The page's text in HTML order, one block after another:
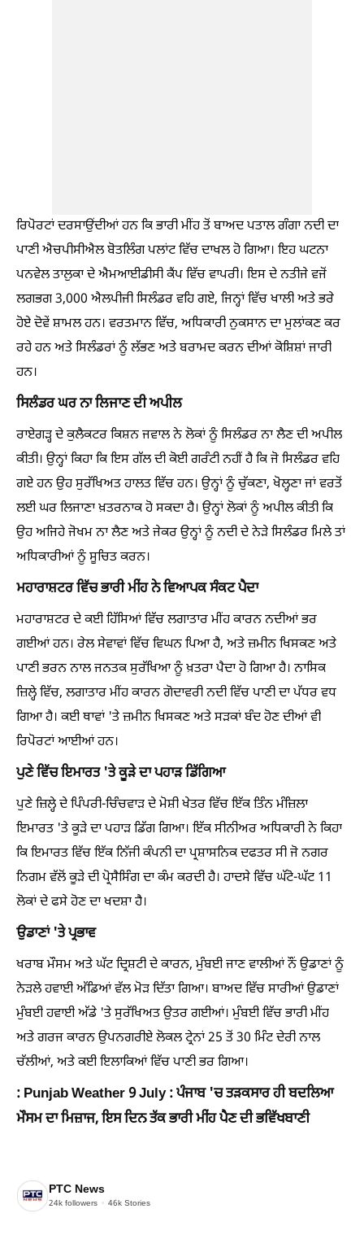
ਰਿਪੋਰਟਾਂ ਦਰਸਾਉਂਦੀਆਂ ਹਨ ਕਿ ਭਾਰੀ ਮੀਂਹ ਤੋਂ ਬਾਅਦ ਪਤਾਲ ਗੰਗਾ ਨਦੀ ਦਾ
ਪਾਣੀ ਐਚਪੀਸੀਐਲ ਬੋਤਲਿੰਗ ਪਲਾਂਟ ਵਿੱਚ ਦਾਖਲ ਹੋ ਗਿਆ। ਇਹ ਘਟਨਾ
ਪਨਵੇਲ ਤਾਲੁਕਾ ਦੇ ਐਮਆਈਡੀਸੀ ਕੈਂਪ ਵਿੱਚ ਵਾਪਰੀ। ਇਸ ਦੇ ਨਤੀਜੇ ਵਜੋਂ
ਲਗਭਗ 3,000 ਐਲਪੀਜੀ ਸਿਲੰਡਰ ਵਹਿ ਗਏ, ਜਿਨ੍ਹਾਂ ਵਿੱਚ ਖਾਲੀ ਅਤੇ ਭਰੇ
ਹੋਏ ਦੋਵੇਂ ਸ਼ਾਮਲ ਹਨ। ਵਰਤਮਾਨ ਵਿੱਚ, ਅਧਿਕਾਰੀ ਨੁਕਸਾਨ ਦਾ ਮੁਲਾਂਕਣ ਕਰ
ਰਹੇ ਹਨ ਅਤੇ ਸਿਲੰਡਰਾਂ ਨੂੰ ਲੱਭਣ ਅਤੇ ਬਰਾਮਦ ਕਰਨ ਦੀਆਂ ਕੋਸ਼ਿਸ਼ਾਂ ਜਾਰੀ
ਹਨ।
ਸਿਲੰਡਰ ਘਰ ਨਾ ਲਿਜਾਣ ਦੀ ਅਪੀਲ
ਰਾਏਗੜ੍ਹ ਦੇ ਕੁਲੈਕਟਰ ਕਿਸ਼ਨ ਜਵਾਲ ਨੇ ਲੋਕਾਂ ਨੂੰ ਸਿਲੰਡਰ ਨਾ ਲੈਣ ਦੀ ਅਪੀਲ
ਕੀਤੀ। ਉਨ੍ਹਾਂ ਕਿਹਾ ਕਿ ਇਸ ਗੱਲ ਦੀ ਕੋਈ ਗਰੰਟੀ ਨਹੀਂ ਹੈ ਕਿ ਜੋ ਸਿਲੰਡਰ ਵਹਿ
ਗਏ ਹਨ ਉਹ ਸੁਰੱਖਿਅਤ ਹਾਲਤ ਵਿੱਚ ਹਨ। ਉਨ੍ਹਾਂ ਨੂੰ ਚੁੱਕਣਾ, ਖੋਲ੍ਹਣਾ ਜਾਂ ਵਰਤੋਂ
ਲਈ ਘਰ ਲਿਜਾਣਾ ਖ਼ਤਰਨਾਕ ਹੋ ਸਕਦਾ ਹੈ। ਉਨ੍ਹਾਂ ਲੋਕਾਂ ਨੂੰ ਅਪੀਲ ਕੀਤੀ ਕਿ
ਉਹ ਅਜਿਹੇ ਜੋਖਮ ਨਾ ਲੈਣ ਅਤੇ ਜੇਕਰ ਉਨ੍ਹਾਂ ਨੂੰ ਨਦੀ ਦੇ ਨੇੜੇ ਸਿਲੰਡਰ ਮਿਲੇ ਤਾਂ
ਅਧਿਕਾਰੀਆਂ ਨੂੰ ਸੂਚਿਤ ਕਰਨ।
ਮਹਾਰਾਸ਼ਟਰ ਵਿੱਚ ਭਾਰੀ ਮੀਂਹ ਨੇ ਵਿਆਪਕ ਸੰਕਟ ਪੈਦਾ
ਮਹਾਰਾਸ਼ਟਰ ਦੇ ਕਈ ਹਿੱਸਿਆਂ ਵਿੱਚ ਲਗਾਤਾਰ ਮੀਂਹ ਕਾਰਨ ਨਦੀਆਂ ਭਰ
ਗਈਆਂ ਹਨ। ਰੇਲ ਸੇਵਾਵਾਂ ਵਿੱਚ ਵਿਘਨ ਪਿਆ ਹੈ, ਅਤੇ ਜ਼ਮੀਨ ਖਿਸਕਣ ਅਤੇ
ਪਾਣੀ ਭਰਨ ਨਾਲ ਜਨਤਕ ਸੁਰੱਖਿਆ ਨੂੰ ਖ਼ਤਰਾ ਪੈਦਾ ਹੋ ਗਿਆ ਹੈ। ਨਾਸਿਕ
ਜ਼ਿਲ੍ਹੇ ਵਿੱਚ, ਲਗਾਤਾਰ ਮੀਂਹ ਕਾਰਨ ਗੋਦਾਵਰੀ ਨਦੀ ਵਿੱਚ ਪਾਣੀ ਦਾ ਪੱਧਰ ਵਧ
ਗਿਆ ਹੈ। ਕਈ ਥਾਵਾਂ 'ਤੇ ਜ਼ਮੀਨ ਖਿਸਕਣ ਅਤੇ ਸੜਕਾਂ ਬੰਦ ਹੋਣ ਦੀਆਂ ਵੀ
ਰਿਪੋਰਟਾਂ ਆਈਆਂ ਹਨ।
ਪੁਣੇ ਵਿੱਚ ਇਮਾਰਤ 'ਤੇ ਕੂੜੇ ਦਾ ਪਹਾੜ ਡਿੱਗਿਆ
ਪੁਣੇ ਜ਼ਿਲ੍ਹੇ ਦੇ ਪਿੰਪਰੀ-ਚਿੰਚਵਾੜ ਦੇ ਮੋਸ਼ੀ ਖੇਤਰ ਵਿੱਚ ਇੱਕ ਤਿੰਨ ਮੰਜ਼ਿਲਾ
ਇਮਾਰਤ 'ਤੇ ਕੂੜੇ ਦਾ ਪਹਾੜ ਡਿੱਗ ਗਿਆ। ਇੱਕ ਸੀਨੀਅਰ ਅਧਿਕਾਰੀ ਨੇ ਕਿਹਾ
ਕਿ ਇਮਾਰਤ ਵਿੱਚ ਇੱਕ ਨਿੱਜੀ ਕੰਪਨੀ ਦਾ ਪ੍ਰਸ਼ਾਸਨਿਕ ਦਫਤਰ ਸੀ ਜੋ ਨਗਰ
ਨਿਗਮ ਵੱਲੋਂ ਕੂੜੇ ਦੀ ਪ੍ਰੋਸੈਸਿੰਗ ਦਾ ਕੰਮ ਕਰਦੀ ਹੈ। ਹਾਦਸੇ ਵਿੱਚ ਘੱਟੋ-ਘੱਟ 11
ਲੋਕਾਂ ਦੇ ਫਸੇ ਹੋਣ ਦਾ ਖਦਸ਼ਾ ਹੈ।
ਉਡਾਣਾਂ 'ਤੇ ਪ੍ਰਭਾਵ
ਖਰਾਬ ਮੌਸਮ ਅਤੇ ਘੱਟ ਦ੍ਰਿਸ਼ਟੀ ਦੇ ਕਾਰਨ, ਮੁੰਬਈ ਜਾਣ ਵਾਲੀਆਂ ਨੌਂ ਉਡਾਣਾਂ ਨੂੰ
ਨੇੜਲੇ ਹਵਾਈ ਅੱਡਿਆਂ ਵੱਲ ਮੋੜ ਦਿੱਤਾ ਗਿਆ। ਬਾਅਦ ਵਿੱਚ ਸਾਰੀਆਂ ਉਡਾਣਾਂ
ਮੁੰਬਈ ਹਵਾਈ ਅੱਡੇ 'ਤੇ ਸੁਰੱਖਿਅਤ ਉਤਰ ਗਈਆਂ। ਮੁੰਬਈ ਵਿੱਚ ਭਾਰੀ ਮੀਂਹ
ਅਤੇ ਗਰਜ ਕਾਰਨ ਉਪਨਗਰੀਏ ਲੋਕਲ ਟ੍ਰੇਨਾਂ 25 ਤੋਂ 30 ਮਿੰਟ ਦੇਰੀ ਨਾਲ
ਚੱਲੀਆਂ, ਅਤੇ ਕਈ ਇਲਾਕਿਆਂ ਵਿੱਚ ਪਾਣੀ ਭਰ ਗਿਆ।
: Punjab Weather 9 July : ਪੰਜਾਬ 'ਚ ਤੜਕਸਾਰ ਹੀ ਬਦਲਿਆ
ਮੌਸਮ ਦਾ ਮਿਜ਼ਾਜ, ਇਸ ਦਿਨ ਤੱਕ ਭਾਰੀ ਮੀਂਹ ਪੈਣ ਦੀ ਭਵਿੱਖਬਾਣੀ
PTC News
24k followers 46k Stories